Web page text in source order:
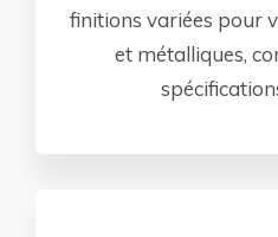
finitions variées pour
et métalliques,